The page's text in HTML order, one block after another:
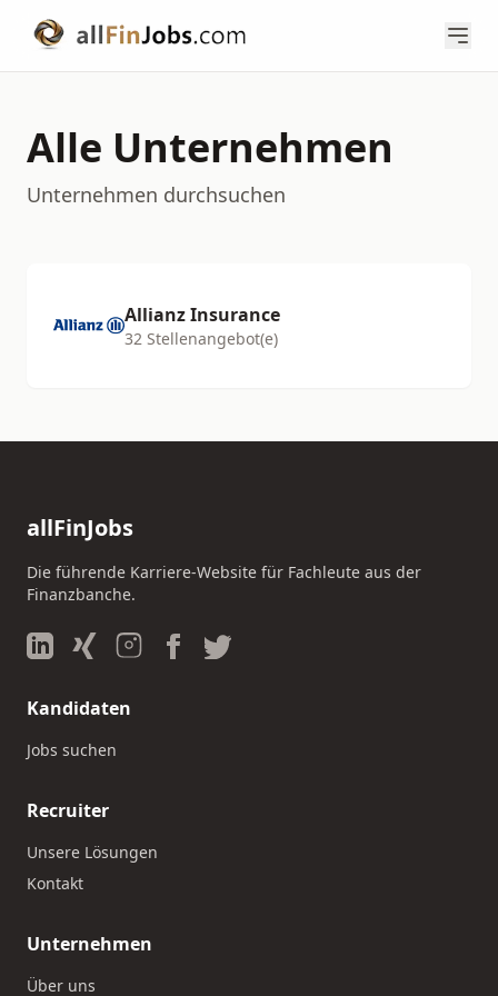
Alle Unternehmen
Unternehmen durchsuchen
Allianz Insurance
32 Stellenangebot(e)
allFinJobs
Die führende Karriere-Website für Fachleute aus der
Finanzbanche.
Kandidaten
Jobs suchen
Recruiter
Unsere Lösungen
Kontakt
Unternehmen
Über uns